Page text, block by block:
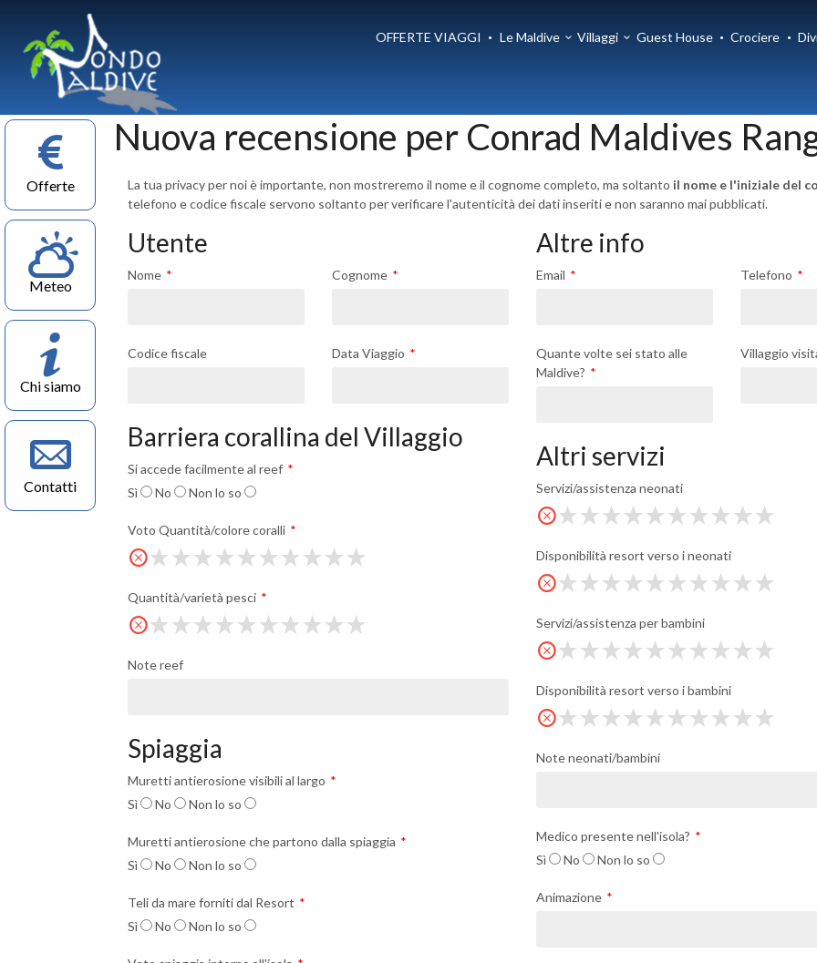
OFFERTE VIAGGI Le Maldive Villaggi Guest House Crociere
Offerte
Meteo
Chi siamo
Contatti
Nuova recensione per Conrad Maldives
La tua privacy per noi è importante, non mostreremo il nome e il cognome completo, ma soltanto il nome e l'iniziale del
telefono e codice fiscale servono soltanto per verificare l'autenticità dei dati inseriti e non saranno mai pubblicati.
Utente
Nome Cognome
Codice fiscale Data Viaggio
Barriera corallina del Villaggio
Si accede facilmente al reef
Sì
No Non lo so
Voto Quantità/colore coralli
Quantità/varietà pesci
Note reef
Spiaggia
Muretti antierosione visibili al largo
Sì
No Non lo so
Muretti antierosione che partono dalla spiaggia
Sì
No Non lo so
Teli da mare forniti dal Resort
Sì
No Non lo so
Altre info
Email Telefono
Quante volte sei stato alle
Maldive?
Villaggio
Altri servizi
Servizi/assistenza neonati
Disponibilità resort verso i neonati
Servizi/assistenza per bambini
Disponibilità resort verso i bambini
Note neonati/bambini
Medico presente nell'isola?
Sì
No Non lo so
Animazione